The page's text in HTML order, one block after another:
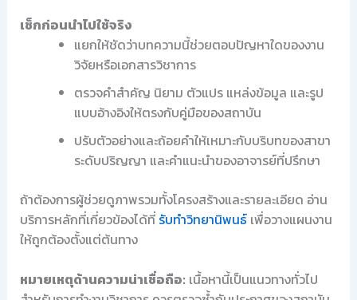
เช็กก่อนนำไปใช้จริง
แยกให้ชัดว่าบทความนี้ช่วยตอบปัญหาใดของงาน
วิจัยหรือเอกสารวิชาการ
ตรวจคำสำคัญ นิยาม ตัวแปร แหล่งข้อมูล และรูป
แบบอ้างอิงให้ตรงกับคู่มือของสถาบัน
ปรับตัวอย่างและถ้อยคำให้เหมาะกับบริบทของสาขา
ระดับปริญญา และคำแนะนำของอาจารย์ที่ปรึกษา
ถ้าต้องการผู้ช่วยดูภาพรวมทั้งโครงสร้างและรายละเอียด อ่าน
บริการหลักที่เกี่ยวข้องได้ที่ รับทำวิทยานิพนธ์เพื่อวางแผนงาน
ให้ถูกต้องตั้งแต่ต้นทาง
หมายเหตุด้านความน่าเชื่อถือ: เนื้อหานี้เป็นแนวทางทั่วไป